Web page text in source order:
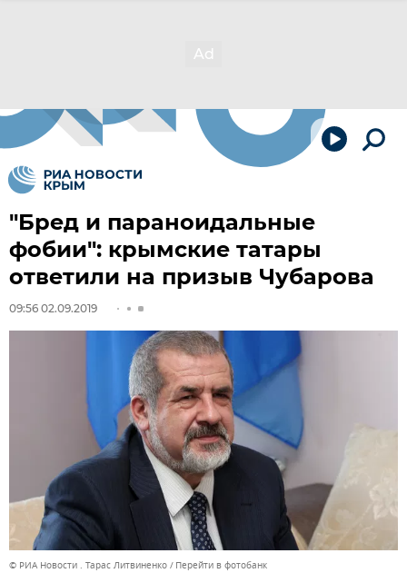
"Бред и параноидальные
фобии": крымские татары
ответили на призыв Чубарова
09:56 02.09.2019
© РИА Новости . Тарас Литвиненко Перейти в фотобанк